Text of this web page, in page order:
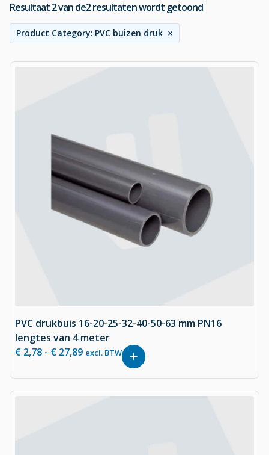
Resultaat2van de2resultaten wordt getoond
Product Category: PVC buizen druk ×
PVC drukbuis 16-20-25-32-40-50-63 mm PN16
lengtes van 4 meter
€ 2,78 - € 27,89 excl. BTW